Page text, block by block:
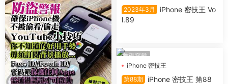
2023年3月
iPhone 密技王 Vo
l.89
數碼穿戴
iPhone 密技王
第88期
iPhone 密技王 第88